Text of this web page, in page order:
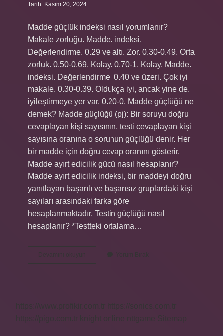
Tarih: Kasım 20, 2024
Madde güçlük indeksi nasıl yorumlanır?
Makale zorluğu. Madde. indeksi.
Değerlendirme. 0.29 ve altı. Zor. 0.30-0.49. Orta
zorluk. 0.50-0.69. Kolay. 0.70-1. Kolay. Madde.
indeksi. Değerlendirme. 0.40 ve üzeri. Çok iyi
makale. 0.30-0.39. Oldukça iyi, ancak yine de.
iyileştirmeye yer var. 0.20-0. Madde güçlüğü ne
demek? Madde güçlüğü (pj): Bir soruyu doğru
cevaplayan kişi sayısının, testi cevaplayan kişi
sayısına oranına o sorunun güçlüğü denir. Her
bir madde için doğru cevap oranını gösterir.
Madde ayırt edicilik gücü nasıl hesaplanır?
Madde ayırt edicilik indeksi, bir maddeyi doğru
yanıtlayan başarılı ve başarısız gruplardaki kişi
sayıları arasındaki farka göre
hesaplanmaktadır. Testin güçlüğü nasıl
hesaplanır? *Testteki ortalama…
Devamını okuyun
Güçlüğü
Yorum Bırak
https://www.profikir.com.tr
https://sonics.com.tr
https://pigo.com.tr
knight online nttgame Sitemap